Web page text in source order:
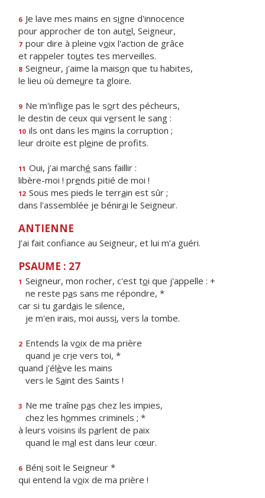
6 Je lave mes mains en signe d'innocence
pour approcher de ton autel, Seigneur,
7 pour dire à pleine voix l'action de grâce
et rappeler toutes tes merveilles.
8 Seigneur, j'aime la maison que tu habites,
le lieu où demeure ta gloire.
9 Ne m'inflige pas le sort des pécheurs,
le destin de ceux qui versent le sang :
10 ils ont dans les mains la corruption ;
leur droite est pleine de profits.
11 Oui, j'ai marché sans faillir :
libère-moi ! prends pitié de moi !
12 Sous mes pieds le terrain est sûr ;
dans l'assemblée je bénirai le Seigneur.
ANTIENNE
J’ai fait confiance au Seigneur, et lui m’a guéri.
PSAUME : 27
1 Seigneur, mon rocher, c'est toi que j'appelle : +
ne reste pas sans me répondre, *
car si tu gardais le silence,
je m'en irais, moi aussi, vers la tombe.
2 Entends la voix de ma prière
quand je crie vers toi, *
quand j'élève les mains
vers le Saint des Saints !
3 Ne me traîne pas chez les impies,
chez les hommes criminels ; *
à leurs voisins ils parlent de paix
quand le mal est dans leur cœur.
6 Béni soit le Seigneur *
qui entend la voix de ma prière !